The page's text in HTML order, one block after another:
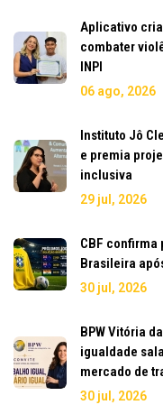
Aplicativo
combater
INPI
06 ago, 2026
Instituto Jô
e premia
inclusiva
29 jul, 2026
CBF
Brasileira
30 jul, 2026
BPW Vitória
igualdade
mercado de
30 jul, 2026